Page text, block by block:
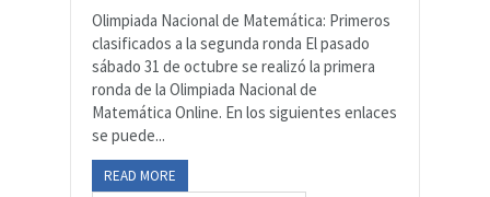
Olimpiada Nacional de Matemática: Primeros
clasificados a la segunda ronda El pasado
sábado 31 de octubre se realizó la primera
ronda de la Olimpiada Nacional de
Matemática Online. En los siguientes enlaces
se puede...
READ MORE